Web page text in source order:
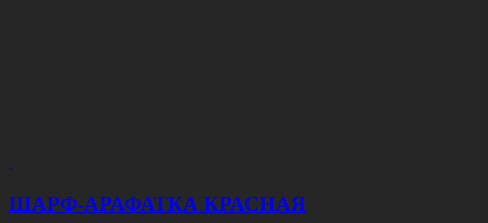
ШАРФ-АРАФАТКА КРАСНАЯ